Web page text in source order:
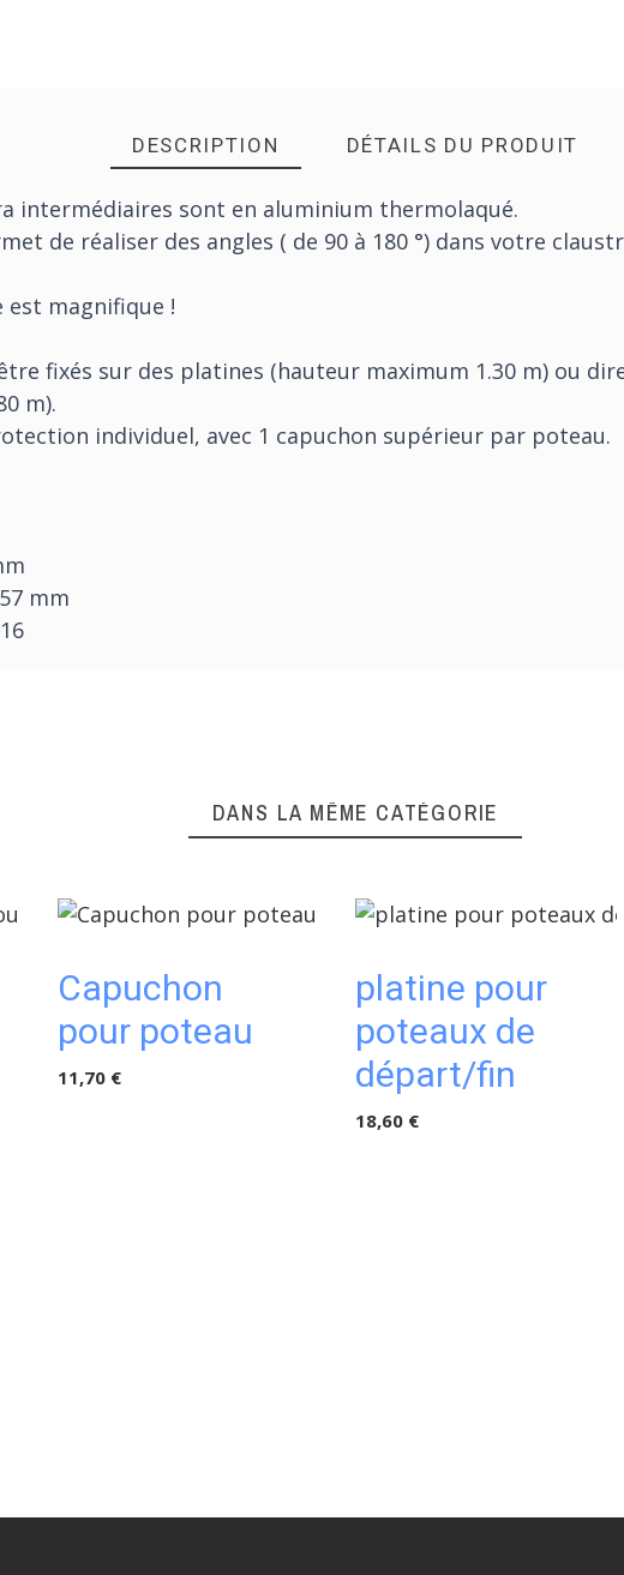
DESCRIPTION DÉTAILS DU PRODUIT
intermédiaires sont en aluminium thermolaqué.
de réaliser des angles ( de 90 à 180 °) dans votre
magnifique !
fixés sur des platines (hauteur maximum 1.30 m) ou
m).
individuel, avec 1 capuchon supérieur par poteau.
mm
DANS LA MÊME CATÉGORIE
Capuchon
pour poteau
11,70 €
platine pour
poteaux de
départ/fin
18,60 €